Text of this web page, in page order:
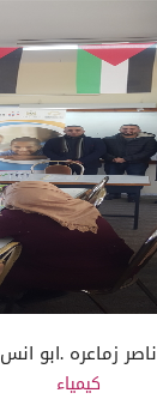
ناصر زماعره .ابو انس
كيمياء